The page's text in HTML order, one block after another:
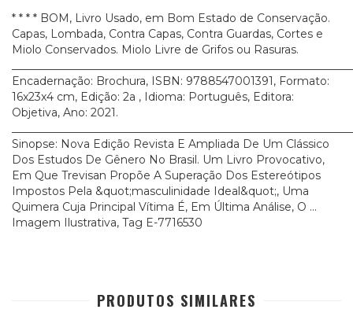
* * * * BOM, Livro Usado, em Bom Estado de Conservação.
Capas, Lombada, Contra Capas, Contra Guardas, Cortes e
Miolo Conservados. Miolo Livre de Grifos ou Rasuras.
Encadernação: Brochura, ISBN: 9788547001391, Formato:
16x23x4 cm, Edição: 2a , Idioma: Português, Editora:
Objetiva, Ano: 2021.
Sinopse: Nova Edição Revista E Ampliada De Um Clássico
Dos Estudos De Gênero No Brasil. Um Livro Provocativo,
Em Que Trevisan Propõe A Superação Dos Estereótipos
Impostos Pela &quot;masculinidade Ideal&quot;, Uma
Quimera Cuja Principal Vítima É, Em Última Análise, O ...
Imagem Ilustrativa, Tag E-7716530
PRODUTOS SIMILARES